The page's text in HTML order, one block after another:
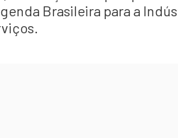
Brasileira para a